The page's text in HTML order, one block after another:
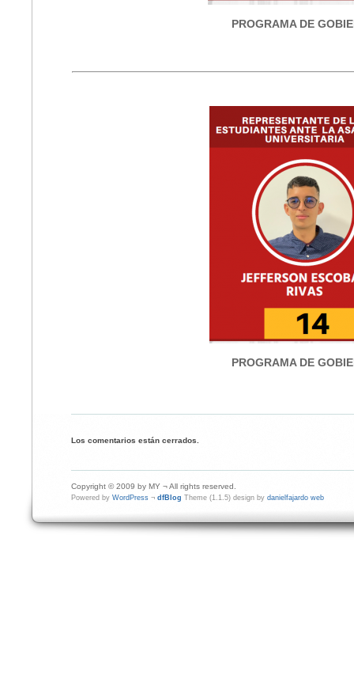
PROGRAMA DE
PROGRAMA DE
Los comentarios están cerrados.
Copyright © 2009 by MY ¬ All rights reserved.
Powered by WordPress ¬ dfBlog Theme (1.1.5) design by danielfajardo web